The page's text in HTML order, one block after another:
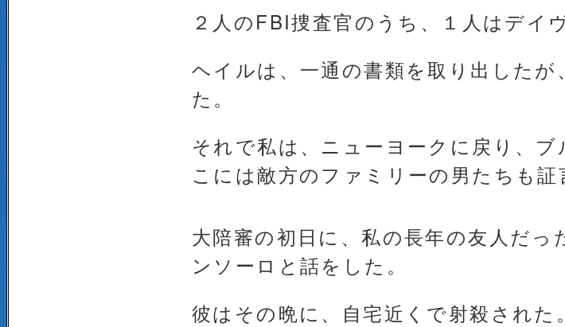
２人のFBI捜査官のうち、１人はデイ
ヘイルは、一通の書類を取り出した
た。
それで私は、ニューヨークに戻り、
こには敵方のファミリーの男たちも証
大陪審の初日に、私の長年の友人だ
ンソーロと話をした。
彼はその晩に、自宅近くで射殺された。